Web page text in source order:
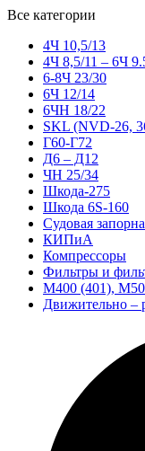
Все категории
4Ч 10,5/13
4Ч 8,5/11 – 6Ч
6-8Ч 23/30
6Ч 12/14
6ЧН 18/22
SKL (NVD-26,
Г60-Г72
Д6 – Д12
ЧН 25/34
Шкода-275
Шкода 6S-160
Судовая
КИПиА
Компрессоры
Фильтры и
М400 (401),
Движительно –